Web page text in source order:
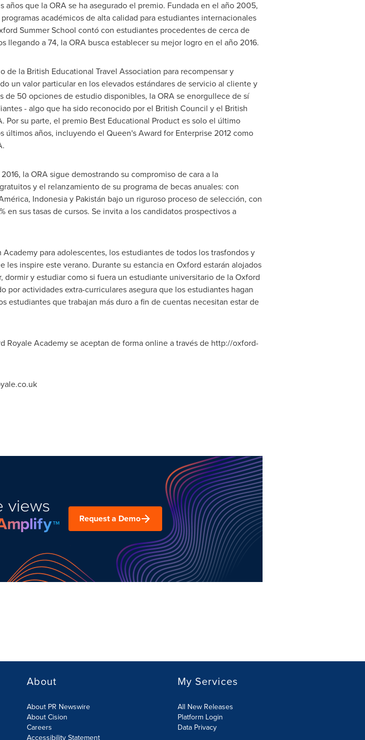
que la ORA se ha asegurado el premio. Fundada en el año 2005,
académicos de alta calidad para estudiantes internacionales
Summer School contó con estudiantes procedentes de cerca de
a 74, la ORA busca establecer su mejor logro en el año 2016.
de la British Educational Travel Association para recompensar y
un valor particular en los elevados estándares de servicio al cliente y
de 50 opciones de estudio disponibles, la ORA se enorgullece de sí
- algo que ha sido reconocido por el British Council y el British
su parte, el premio Best Educational Product es solo el último
años, incluyendo el Queen's Award for Enterprise 2012 como
la ORA sigue demostrando su compromiso de cara a la
y el relanzamiento de su programa de becas anuales: con
Indonesiay Pakistán bajo un riguroso proceso de selección, con
sus tasas de cursos. Se invita a los candidatos prospectivos a
para adolescentes, los estudiantes de todos los trasfondos y
inspire este verano. Durante su estancia en Oxford estarán alojados
y estudiar como si fuera un estudiante universitario de laOxford
por actividades extra-curriculares asegura que los estudiantes hagan
estudiantes que trabajan más duro a fin de cuentas necesitan estar de
Royale Academy se aceptan de forma online a través de http://oxford-
views
Request a Demo
About
About PR Newswire
About Cision
Careers
Accessibility Statement
My Services
All New Releases
Platform Login
Data Privacy